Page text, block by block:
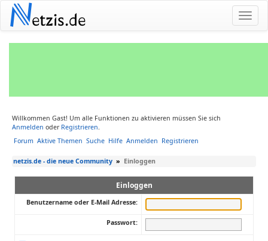
Netzis.de
Willkommen Gast! Um alle Funktionen zu aktivieren müssen Sie sich
Anmelden oder Registrieren.
Forum Aktive Themen Suche Hilfe Anmelden Registrieren
netzis.de - die neue Community » Einloggen
Einloggen
Benutzername oder E-Mail Adresse:
Passwort: